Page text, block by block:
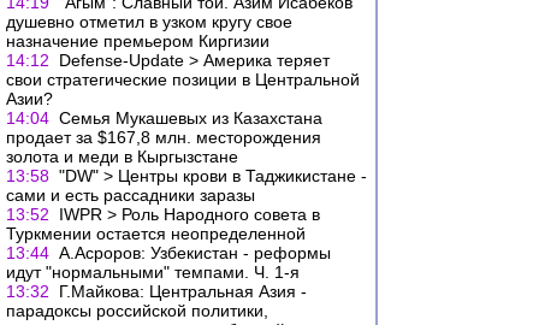
душевно отметил в узком кругу свое
назначение премьером Киргизии
14:12
Defense-Update > Америка теряет
свои стратегические позиции в Центральной
Азии?
14:04 Семья Мукашевых из Казахстана
продает за $167,8 млн. месторождения
золота и меди в Кыргызстане
13:58 "DW" > Центры крови в Таджикистане -
сами и есть рассадники заразы
13:52
IWPR > Роль Народного совета в
Туркмении остается неопределенной
13:44 А.Асроров: Узбекистан - реформы
идут "нормальными" темпами. Ч. 1-я
13:32
Г.Майкова: Центральная Азия -
парадоксы российской политики,